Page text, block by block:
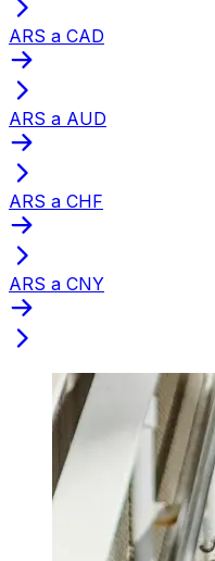
ARS a CAD
ARS a AUD
ARS a CHF
ARS a CNY